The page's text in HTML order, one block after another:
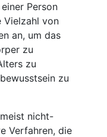
Person
Vielzahl von
an, um das
zu
zu
zu
nicht-
Verfahren, die